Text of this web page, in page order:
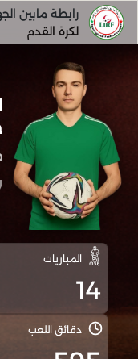
رابطة مابين
لكرة القدم
المباريات
14
دقائق اللعب